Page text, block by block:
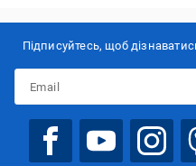
Підписуйтесь, щоб